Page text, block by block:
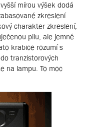
mírou výšek dodá
zkreslení
charakter zkreslení,
pilu, ale jemné
krabice rozumí s
tranzistorových
na lampu. To moc